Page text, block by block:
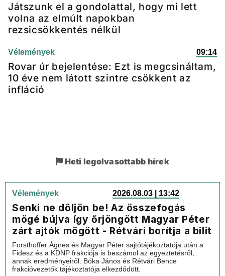
Játszunk el a gondolattal, hogy mi lett
volna az elmúlt napokban
rezsicsökkentés nélkül
Vélemények 09:14
Rovar úr bejelentése: Ezt is megcsináltam,
10 éve nem látott szintre csökkent az
infláció
Heti legolvasottabb hírek
Vélemények 2026.08.03 | 13:42
Senki ne dőljön be! Az összefogás
mögé bújva így őrjöngött Magyar Péter
zárt ajtók mögött - Rétvári borítja a bilit
Forsthoffer Ágnes és Magyar Péter sajtótájékoztatója után a
Fidesz és a KDNP frakciója is beszámol az egyeztetésről,
annak eredményeiről. Bóka János és Rétvári Bence
frakcióvezetők tájékoztatója elkezdődött.